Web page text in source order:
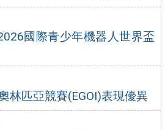
國際青少年機器人世界盃
林匹亞競賽(EGOI)表現優異